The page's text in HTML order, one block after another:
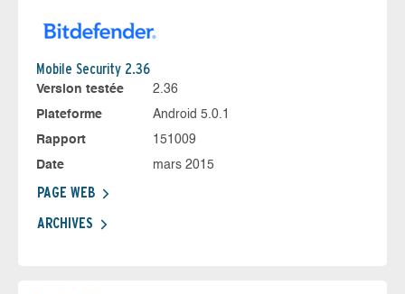
Mobile Security 2.36
Version testée
2.36
Plateforme
Android 5.0.1
Rapport
151009
Date
mars 2015
PAGE WEB
ARCHIVES